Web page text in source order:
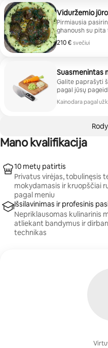
Pabaigai
tiramisu
mascarpone
Viduržemio
Pirmiausia
ghanoush su
senoviniais
pirmąją
receptą arba
pistacijų baklavą,
arba
Kiekviena
210 € svečiui
210 € svečiui
Suasmenintas
Galite paprašyti
pagal jūsų
Kainodara pagal
Mano kvalifikacija
10 metų patirtis
Privatus virėjas, tobulinęsis
mokydamasis ir kruopščiai
pagal meniu
Išsilavinimas ir profesinis
Nepriklausomas kulinarinis
atliekant bandymus ir
technikas